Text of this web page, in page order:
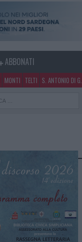
ABBONATI
MONTI TELTI S. ANTONIO DI G.